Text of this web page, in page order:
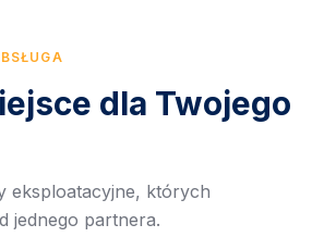
dla Twojego
eksploatacyjne, których
jednego partnera.